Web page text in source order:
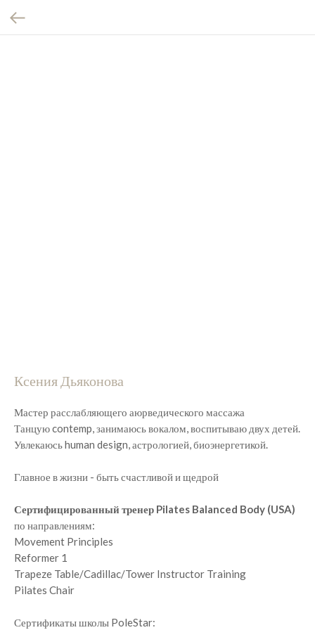
Ксения Дьяконова
Мастер расслабляющего аюрведического массажа
Танцую contemp, занимаюсь вокалом, воспитываю двух детей.
Увлекаюсь human design, астрологией, биоэнергетикой.
Главное в жизни - быть счастливой и щедрой
Сертифицированный тренер Pilates Balanced Body (USA)
по направлениям:
Movement Principles
Reformer 1
Trapeze Table/Cadillac/Tower Instructor Training
Pilates Chair
Сертификаты школы PoleStar: